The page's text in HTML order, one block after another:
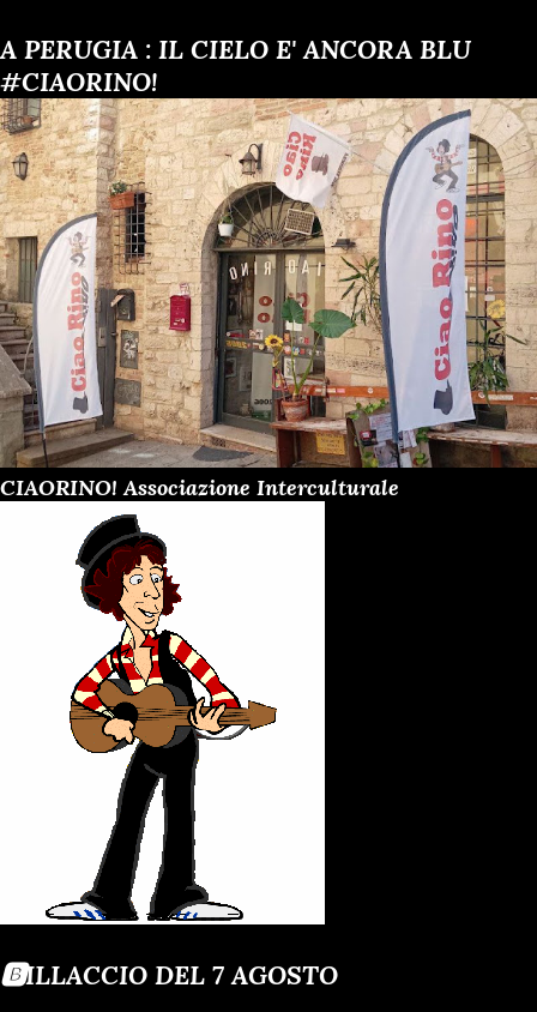
A PERUGIA : IL CIELO E' ANCORA BLU
#CIAORINO!
CIAORINO! Associazione Interculturale
🅱️ILLACCIO DEL 7 AGOSTO